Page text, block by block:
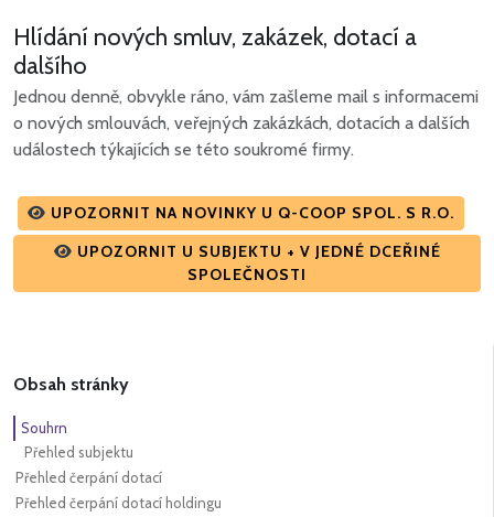
Hlídání nových smluv, zakázek, dotací a
dalšího
Jednou denně, obvykle ráno, vám zašleme mail s informacemi
o nových smlouvách, veřejných zakázkách, dotacích a dalších
událostech týkajících se této soukromé firmy.
UPOZORNIT NA NOVINKY U Q-COOP SPOL. S R.O.
UPOZORNIT U SUBJEKTU + V JEDNÉ DCEŘINÉ
SPOLEČNOSTI
Obsah stránky
Souhrn
Přehled subjektu
Přehled čerpání dotací
Přehled čerpání dotací holdingu